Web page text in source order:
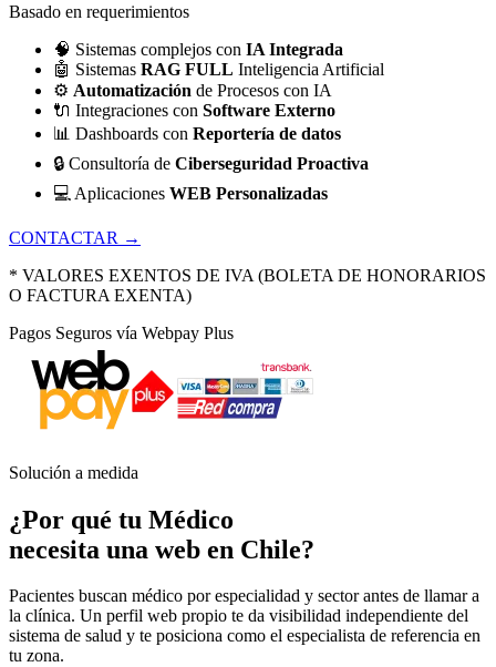
Basado en requerimientos
🧠 Sistemas complejos con IA Integrada
🤖 Sistemas RAG FULL Inteligencia Artificial
⚙️ Automatización de Procesos con IA
🔌 Integraciones con Software Externo
📊 Dashboards con Reportería de datos
🔒 Consultoría de Ciberseguridad Proactiva
💻 Aplicaciones WEB Personalizadas
CONTACTAR →
* VALORES EXENTOS DE IVA (BOLETA DE HONORARIOS
O FACTURA EXENTA)
Pagos Seguros vía Webpay Plus
Solución a medida
¿Por qué tu Médico
necesita una web en Chile?
Pacientes buscan médico por especialidad y sector antes de llamar a
la clínica. Un perfil web propio te da visibilidad independiente del
sistema de salud y te posiciona como el especialista de referencia en
tu zona.